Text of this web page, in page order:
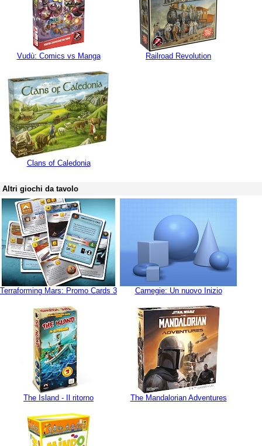
Vudù: Comics vs Manga Railroad Revolution
Clans of Caledonia
Altri giochi da tavolo
Terraforming Mars: Promo Cards 3 Carnegie: Un nuovo Inizio
The Island - Il ritorno The Mandalorian Adventures